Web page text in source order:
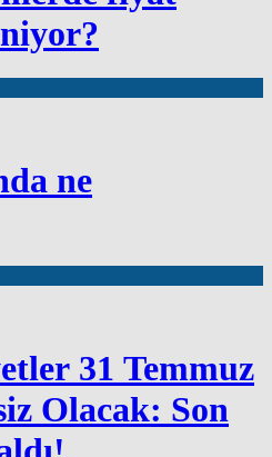
ne
31 Temmuz
Olacak: Son